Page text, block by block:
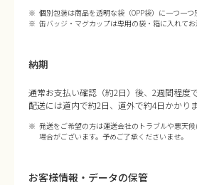
個別包装は商品を透明な袋（OPP袋）に一つ一つ
缶バッジ・マグカップは専用の袋・箱に入れてお
納期
通常お支払い確認（約2日）後、2週間程度
配送には道内で約2日、道外で約4日かかりま
発送をご希望の方は運送会社のトラブルや悪天
場合がございます。予めご了承くださいませ。
お客様情報・データの保管